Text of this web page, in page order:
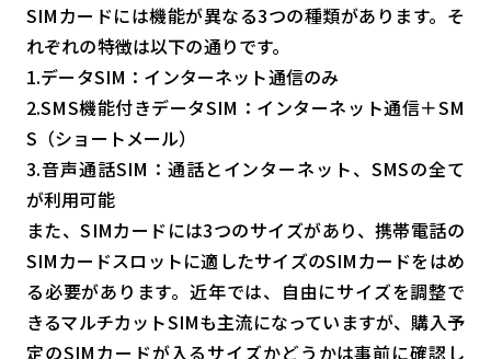
SIMカードには機能が異なる3つの種類があります。そ
れぞれの特徴は以下の通りです。
1.データSIM：インターネット通信のみ
2.SMS機能付きデータSIM：インターネット通信＋SM
S（ショートメール）
3.音声通話SIM：通話とインターネット、SMSの全て
が利用可能
また、SIMカードには3つのサイズがあり、携帯電話の
SIMカードスロットに適したサイズのSIMカードをはめ
る必要があります。近年では、自由にサイズを調整で
きるマルチカットSIMも主流になっていますが、購入予
定のSIMカードが入るサイズかどうかは事前に確認し